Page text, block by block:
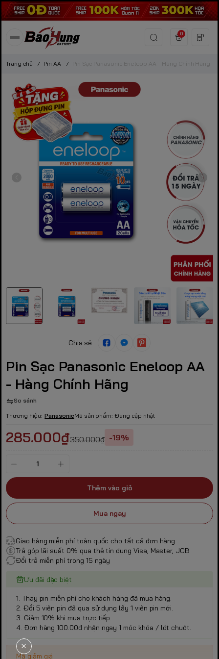
0
Trang chủ / Pin AA / Pin Sạc Panasonic Eneloop AA - Hàng Chính Hãng
Chia sẻ
Pin Sạc Panasonic Eneloop AA
- Hàng Chính Hãng
So sánh
Thương hiệu: PanasonicMã sản phẩm: Đang cập nhật
285.000₫350.000₫ -19%
Thêm vào giỏ
Mua ngay
Giao hàng miễn phí toàn quốc cho tất cả đơn hàng
Trả góp lãi suất 0% qua thẻ tín dụng Visa, Master, JCB
Đổi trả miễn phí trong 15 ngày
Ưu đãi đặc biệt
1. Thay pin miễn phí cho khách hàng đã mua hàng.
2. Đổi 5 viên pin đã qua sử dụng lấy 1 viên pin mới.
3. Giảm 10% khi mua trực tiếp.
4. Đơn hàng 100.00đ nhận ngay 1 móc khóa / lót chuột.
Mã giảm giá